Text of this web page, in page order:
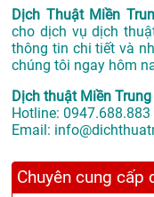
Dịch Thuật Miền
cho dịch vụ dịch
thông tin chi tiết và
chúng tôi ngay hôm
Dịch thuật Miền
Hotline:
Email:
Chuyên cung cấp